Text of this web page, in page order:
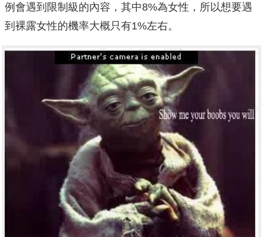
例會遇到限制級的內容，其中8%為女性，所以想要遇
到裸露女性的機率大概只有1%左右。